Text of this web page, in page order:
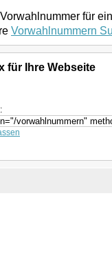
für
Vorwahlnummern
für Ihre Webseite